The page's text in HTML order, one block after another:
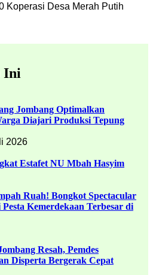
Koperasi Desa Merah Putih
Ini
Jombang Optimalkan
Diajari Produksi Tepung
2026
Estafet NU Mbah Hasyim
Ruah! Bongkot Spectacular
Kemerdekaan Terbesar di
Resah, Pemdes
Disperta Bergerak Cepat